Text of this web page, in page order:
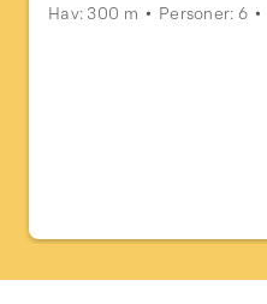
Hav: 300 m
Personer: 6